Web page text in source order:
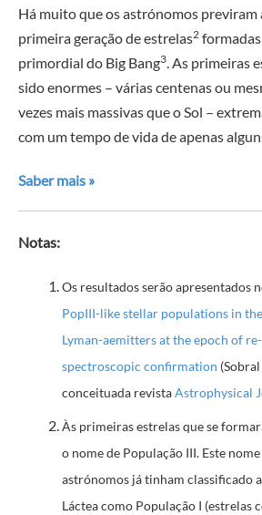
Há muito que os astrónomos previram
primeira geração de estrelas2
primordial do Big Bang3 . As primeiras
sido enormes – várias centenas ou
vezes mais massivas que o Sol –
com um tempo de vida de apenas
Saber mais »
Notas:
Os resultados serão apresentados
PopIII-like stellar populations in
Lyman-aemitters at the epoch of
spectroscopic confirmation
conceituada revistaAstrophysical
Às primeiras estrelas que se
o nome de População III. Este
astrónomos já tinham classificado
Láctea como População I (estrelas